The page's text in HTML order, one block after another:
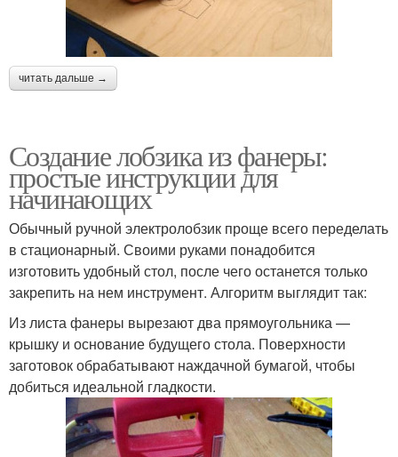
читать дальше →
Создание лобзика из фанеры:
простые инструкции для
начинающих
Обычный ручной электролобзик проще всего переделать
в стационарный. Своими руками понадобится
изготовить удобный стол, после чего останется только
закрепить на нем инструмент. Алгоритм выглядит так:
Из листа фанеры вырезают два прямоугольника —
крышку и основание будущего стола. Поверхности
заготовок обрабатывают наждачной бумагой, чтобы
добиться идеальной гладкости.